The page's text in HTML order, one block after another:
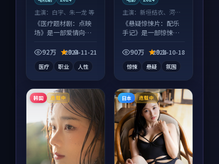
主演： 白宇、朱一龙 等
《医疗题材剧：点映
场》是一部爱情向电
并行，细节值得二刷
92万 9.0
2024-11-21
医疗 职业 人性
主演：新垣结衣、河正
宇 等
《悬疑惊悚片：配乐
手记》是一部惊悚向
齐全，观感爽快不拖
90万 9.1
2024-10-18
惊悚 悬疑 氛围
韩国 连载中 日本 连载中